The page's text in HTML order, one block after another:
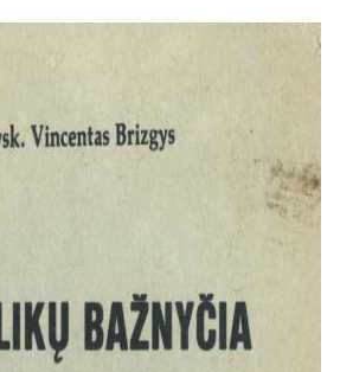
(1940–1941 m.) ir nacių (1941–
1944 m.) okupacijas, bei atskirą
skyrių, skirtą žydų likimui Lietuvoje .
Knygos stiprybė – autoriaus
pasirinkimas remtis ne tik savo
prisiminimais, bet ir gausiais
dokumentais: vyskupų konferencijų
protokolais, memorandumais
tekstais ir asmeniniais pokalbiais.
Pirmoji sovietų okupacija (1940–
1941 m.)